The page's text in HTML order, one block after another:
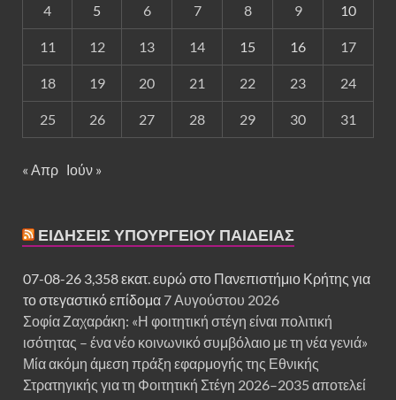
4 5 6 7 8 9 10
11 12 13 14 15 16 17
18 19 20 21 22 23 24
25 26 27 28 29 30 31
« Απρ Ιούν »
ΕΙΔΉΣΕΙΣ ΥΠΟΥΡΓΕΊΟΥ ΠΑΙΔΕΊΑΣ
07-08-26 3,358 εκατ. ευρώ στο Πανεπιστήμιο Κρήτης για
το στεγαστικό επίδομα 7 Αυγούστου 2026
Σοφία Ζαχαράκη: «Η φοιτητική στέγη είναι πολιτική
ισότητας – ένα νέο κοινωνικό συμβόλαιο με τη νέα γενιά»
Μία ακόμη άμεση πράξη εφαρμογής της Εθνικής
Στρατηγικής για τη Φοιτητική Στέγη 2026–2035 αποτελεί